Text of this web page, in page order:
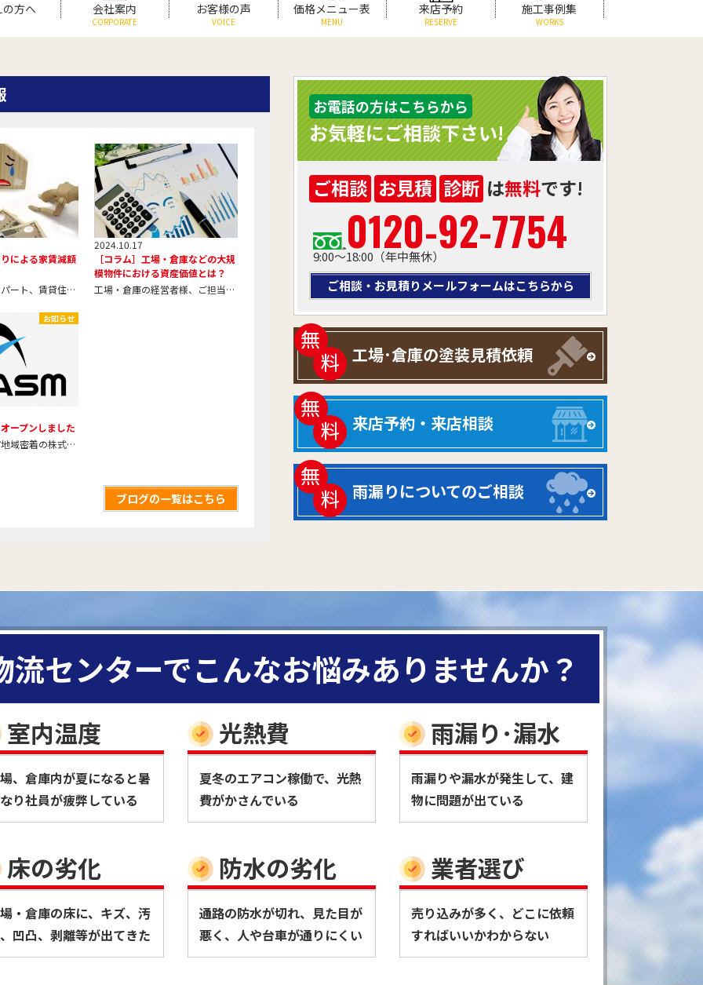
方へ 会社案内
CORPORATE
お客様の声
VOICE
価格メニュー表
MENU
来店予約
RESERVE
施工事例集
WORKS
による家賃減額
マンション・アパート、賃貸住宅ご所有のオーナー様 株式会社アスムコーポレーションです。 本日のコラム担当は原澤です。 本日の内容はマンション、アパ
2024.10.17
［コラム］工場・倉庫などの大規
模物件における資産価値とは？
工場・倉庫の経営者様、ご担当者様 そしてマンションやビルのオーナーの皆様方、こんにちは。 株式会社アスムコーポレーションです。 本日のコラム担当は
ープンしました
福岡市・糸島市地域密着の株式会社アスムコーポレーション倉庫工場の塗装、雨漏り補修専門店のホームページをオープンいたしました！ 倉庫、工場、プラントの塗
お知らせ
ブログの一覧はこちら
お電話の方はこちらから
お気軽にご相談下さい!
ご相談 お見積 診断 は無料です!
0120-92-7754
9:00～18:00（年中無休）
ご相談・お見積りメールフォームはこちらから
工場･倉庫の塗装見積依頼
来店予約・来店相談
雨漏りについてのご相談
流センターでこんなお悩みありませんか？
室内温度
、倉庫内が夏になると暑
り社員が疲弊している
光熱費
夏冬のエアコン稼働で、光熱
費がかさんでいる
雨漏り･漏水
雨漏りや漏水が発生して、建
物に問題が出ている
床の劣化
・倉庫の床に、キズ、汚
凹凸、剥離等が出てきた
防水の劣化
通路の防水が切れ、見た目が
悪く、人や台車が通りにくい
業者選び
売り込みが多く、どこに依頼
すればいいかわからない